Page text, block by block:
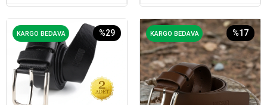
KARGO BEDAVA %29 KARGO BEDAVA %17